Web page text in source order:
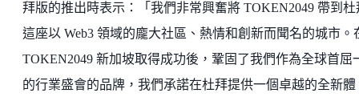
拜版的推出時表示：「我們非常興奮將 TOKEN2049 帶到杜
這座以 Web3 領域的龐大社區、熱情和創新而聞名的城市。
TOKEN2049 新加坡取得成功後，鞏固了我們作為全球首屈
的行業盛會的品牌，我們承諾在杜拜提供一個卓越的全新體